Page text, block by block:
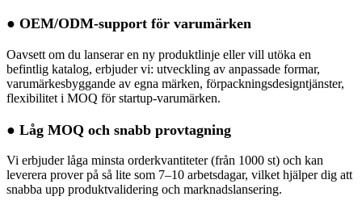
● OEM/ODM-support för varumärken
Oavsett om du lanserar en ny produktlinje eller vill utöka en
befintlig katalog, erbjuder vi: utveckling av anpassade formar,
varumärkesbyggande av egna märken, förpackningsdesigntjänster,
flexibilitet i MOQ för startup-varumärken.
● Låg MOQ och snabb provtagning
Vi erbjuder låga minsta orderkvantiteter (från 1000 st) och kan
leverera prover på så lite som 7–10 arbetsdagar, vilket hjälper dig att
snabba upp produktvalidering och marknadslansering.